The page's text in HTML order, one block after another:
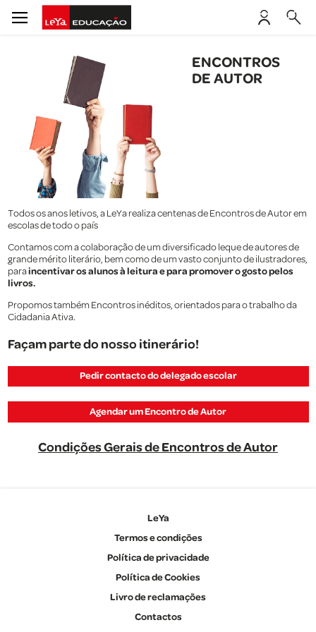
ENCONTROS
DE AUTOR
Todos os anos letivos, a LeYa realiza centenas de Encontros de Autor em
escolas de todo o país
Contamos com a colaboração de um diversificado leque de autores de
grande mérito literário, bem como de um vasto conjunto de ilustradores,
paraincentivar os alunos à leitura e para promover o gosto pelos
livros.
Propomos também Encontros inéditos, orientados para o trabalho da
Cidadania Ativa.
Façam parte do nosso itinerário!
Pedir contacto do delegado escolar
Agendar um Encontro de Autor
Condições Gerais de Encontros de Autor
LeYa
Termos e condições
Política de privacidade
Política de Cookies
Livro de reclamações
Contactos